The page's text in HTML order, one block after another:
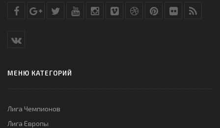
МЕНЮ КАТЕГОРИЙ
Лига Чемпионов
Лига Европы